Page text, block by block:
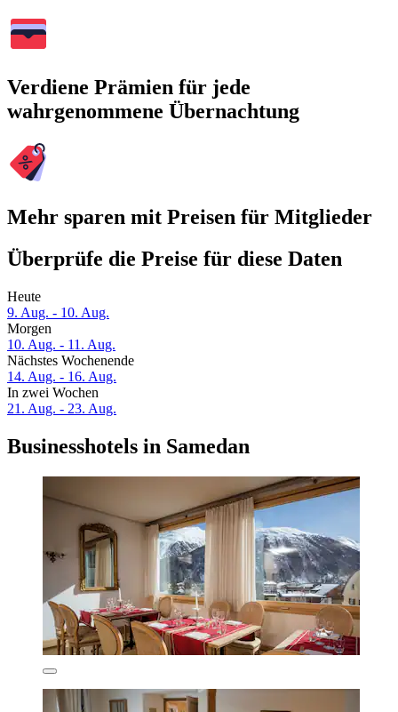
Verdiene Prämien für jede
wahrgenommene Übernachtung
Mehr sparen mit Preisen für Mitglieder
Überprüfe die Preise für diese Daten
Heute
9. Aug. - 10. Aug.
Morgen
10. Aug. - 11. Aug.
Nächstes Wochenende
14. Aug. - 16. Aug.
In zwei Wochen
21. Aug. - 23. Aug.
Businesshotels in Samedan